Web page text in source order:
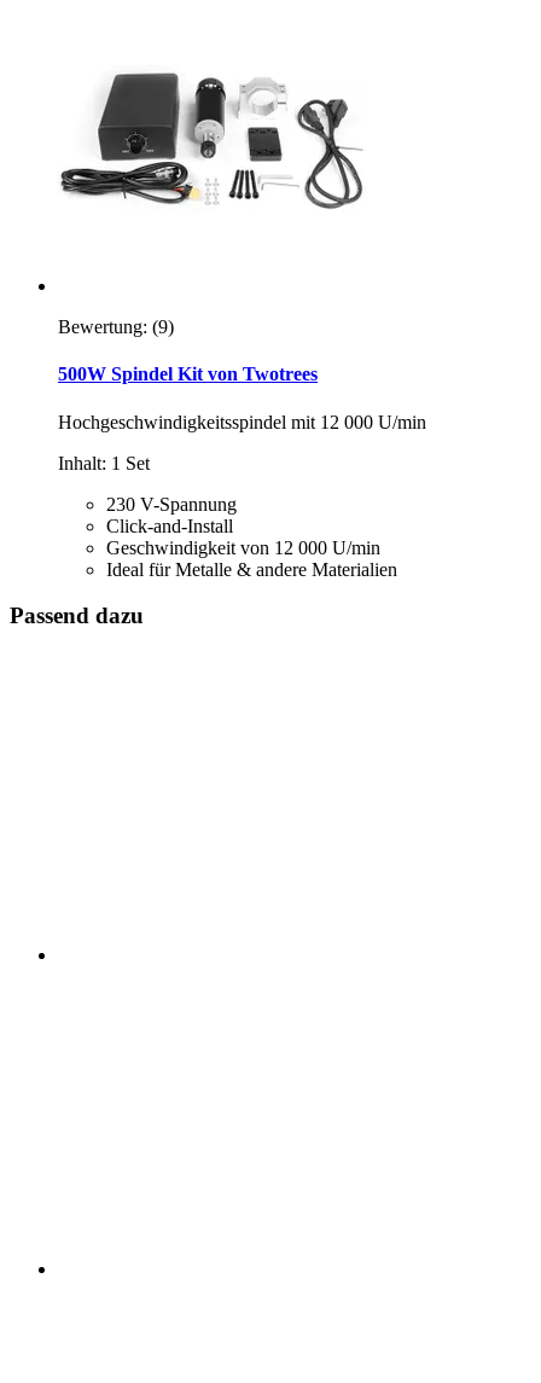
Bewertung: (9)
500W Spindel Kit von Twotrees
Hochgeschwindigkeitsspindel mit 12 000 U/min
Inhalt: 1 Set
230 V-Spannung
Click-and-Install
Geschwindigkeit von 12 000 U/min
Ideal für Metalle & andere Materialien
Passend dazu